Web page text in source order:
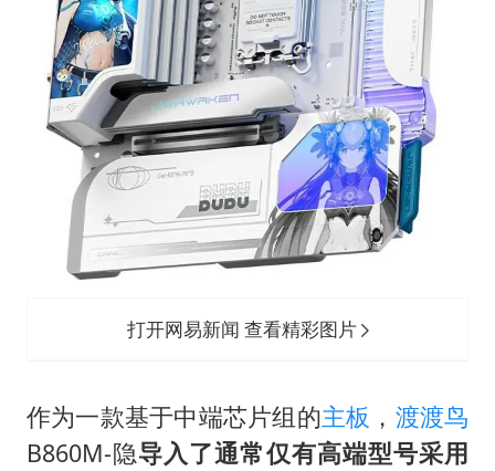
乐享全民健身 共筑健康中国
打开网易新闻 查看精彩图片
作为一款基于中端芯片组的主板 ， 渡渡鸟
B860M-隐导入了通常仅有高端型号采用